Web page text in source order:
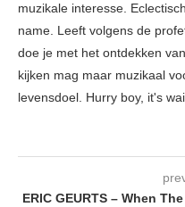
muzikale interesse.
name. Leeft volgens de
doe je met het ontdekken
kijken mag maar muzikaal
levensdoel. Hurry boy, it's
ERIC GEURTS – When